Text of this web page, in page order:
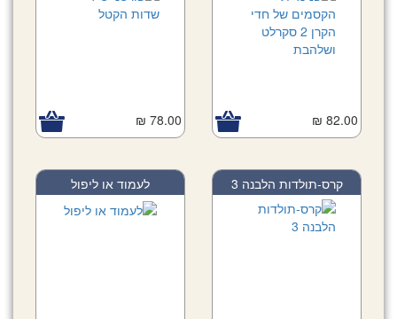
82.00 ₪
78.00 ₪
קרס-תולדות הלבנה 3 לעמוד או ליפול